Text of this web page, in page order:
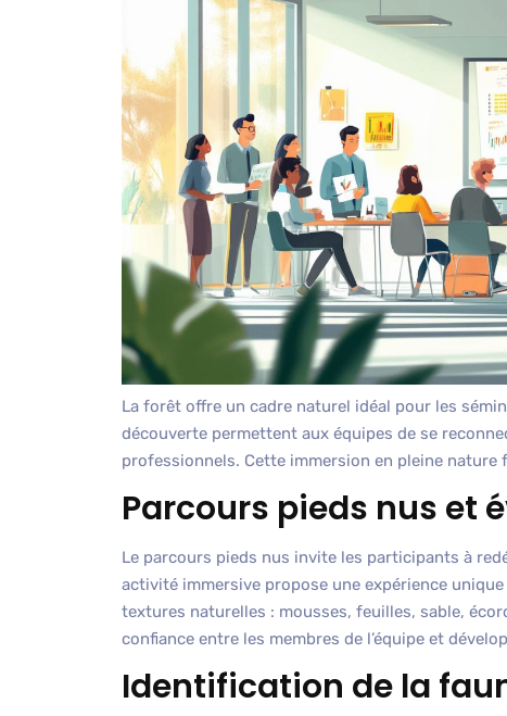
La forêt offre un cadre naturel idéal pour les
découverte permettent aux équipes de se
professionnels. Cette immersion en pleine
Parcours pieds nus et
Le parcours pieds nus invite les participants à
activité immersive propose une expérience
textures naturelles : mousses, feuilles, sable,
confiance entre les membres de l’équipe et
Identification de la